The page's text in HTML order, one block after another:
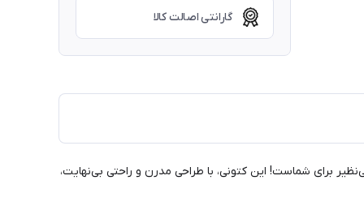
گارانتی اصالت کالا
رنگ طوسی و مشکی، انتخابی بی‌نظیر برای شماست! این کتونی، با طراحی مدرن و راحتی بی‌نهایت،